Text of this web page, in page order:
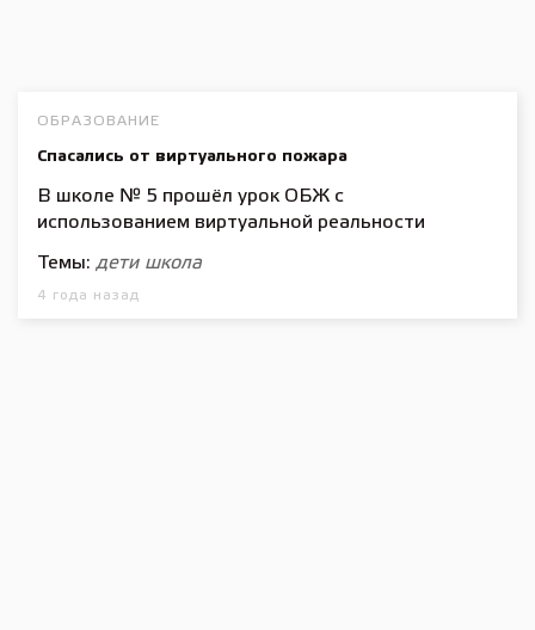
ОБРАЗОВАНИЕ
Спасались от виртуального пожара
В школе № 5 прошёл урок ОБЖ с
использованием виртуальной реальности
Темы: дети школа
4 года назад